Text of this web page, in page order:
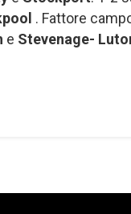
. Fattore
e Stevenage-